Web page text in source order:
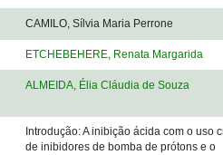
CAMILO, Sílvia Maria Perrone
ETCHEBEHERE, Renata Margarida
ALMEIDA, Élia Cláudia de Souza
Introdução: A inibição ácida com o uso
de inibidores de bomba de prótons e o